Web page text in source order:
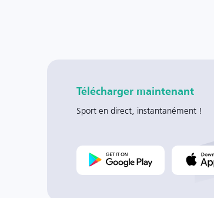
Télécharger maintenant
Sport en direct, instantanément !